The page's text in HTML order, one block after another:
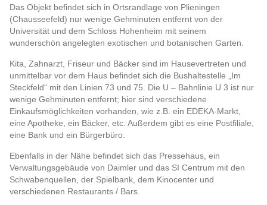
Das Objekt befindet sich in Ortsrandlage von Plieningen
(Chausseefeld) nur wenige Gehminuten entfernt von der
Universität und dem Schloss Hohenheim mit seinem
wunderschön angelegten exotischen und botanischen Garten.
Kita, Zahnarzt, Friseur und Bäcker sind im Hausevertreten und
unmittelbar vor dem Haus befindet sich die Bushaltestelle „Im
Steckfeld“ mit den Linien 73 und 75. Die U – Bahnlinie U 3 ist nur
wenige Gehminuten entfernt; hier sind verschiedene
Einkaufsmöglichkeiten vorhanden, wie z.B. ein EDEKA-Markt,
eine Apotheke, ein Bäcker, etc. Außerdem gibt es eine Postfiliale,
eine Bank und ein Bürgerbüro.
Ebenfalls in der Nähe befindet sich das Pressehaus, ein
Verwaltungsgebäude von Daimler und das SI Centrum mit den
Schwabenquellen, der Spielbank, dem Kinocenter und
verschiedenen Restaurants / Bars.